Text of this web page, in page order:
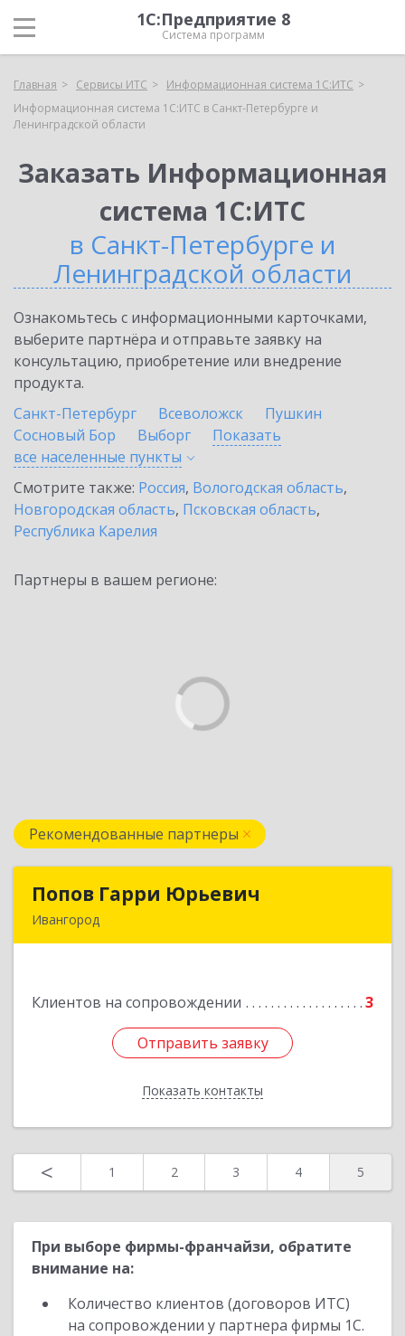
1С:Предприятие 8
Система программ
Главная Сервисы ИТС
Информационная система 1С:ИТС
Информационная система 1С:ИТС в Санкт-Петербурге и
Ленинградской области
Заказать Информационная
система 1С:ИТС
в Санкт-Петербурге и
Ленинградской области
Ознакомьтесь с информационными карточками,
выберите партнёра и отправьте заявку на
консультацию, приобретение или внедрение
продукта.
Санкт-Петербург
Всеволожск
Пушкин
Сосновый Бор
Выборг
Показать
все населенные пункты
Смотрите также: Россия, Вологодская область,
Новгородская область, Псковская область,
Республика Карелия
Партнеры в вашем регионе:
Рекомендованные партнеры
Попов Гарри Юрьевич
Ивангород
Клиентов на сопровождении 3
Отправить заявку
Показать контакты
Попов Гарри Юрьевич
Отправить заявку
Назад
< 1 2 3 4 5
При выборе фирмы-франчайзи, обратите
внимание на:
Количество клиентов (договоров ИТС)
на сопровождении у партнера фирмы 1С.